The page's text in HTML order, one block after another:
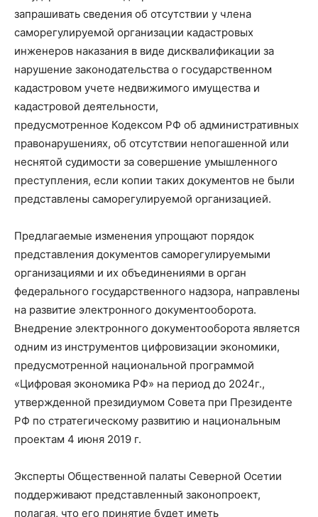
запрашивать сведения об отсутствии у члена
саморегулируемой организации кадастровых
инженеров наказания в виде дисквалификации за
нарушение законодательства о государственном
кадастровом учете недвижимого имущества и
кадастровой деятельности,
предусмотренное Кодексом РФ об административных
правонарушениях, об отсутствии непогашенной или
неснятой судимости за совершение умышленного
преступления, если копии таких документов не были
представлены саморегулируемой организацией.
Предлагаемые изменения упрощают порядок
представления документов саморегулируемыми
организациями и их объединениями в орган
федерального государственного надзора, направлены
на развитие электронного документооборота.
Внедрение электронного документооборота является
одним из инструментов цифровизации экономики,
предусмотренной национальной программой
«Цифровая экономика РФ» на период до 2024г.,
утвержденной президиумом Совета при Президенте
РФ по стратегическому развитию и национальным
проектам 4 июня 2019 г.
Эксперты Общественной палаты Северной Осетии
поддерживают представленный законопроект,
полагая, что его принятие будет иметь